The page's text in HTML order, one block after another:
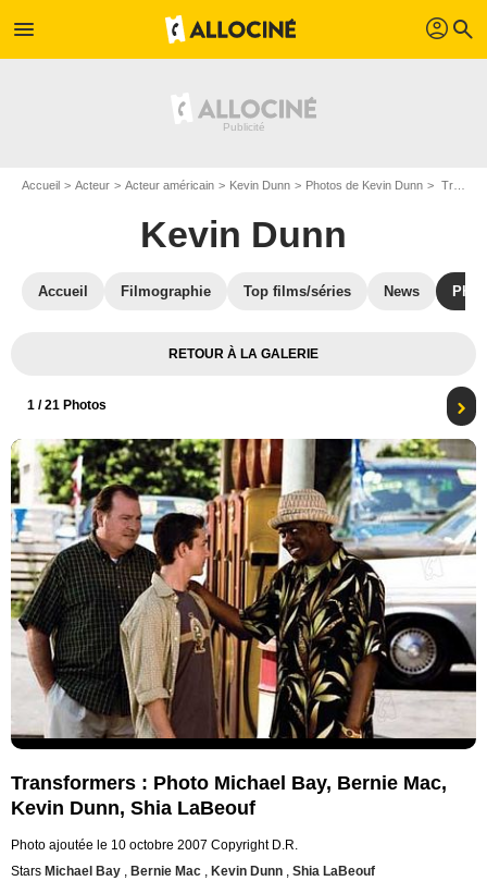
menu profil search
Accueil Acteur Acteur américain Kevin Dunn Photos de Kevin Dunn Transformers : Photo Michael Bay, Bernie Mac, Kevin Dunn, Shia LaBeouf
Kevin Dunn
Accueil Filmographie Top films/séries News
RETOUR À LA GALERIE
1 / 21 Photos
Transformers : Photo Michael Bay, Bernie Mac,
Kevin Dunn, Shia LaBeouf
Photo ajoutée le 10 octobre 2007 Copyright D.R.
Stars Michael Bay , Bernie Mac , Kevin Dunn , Shia LaBeouf